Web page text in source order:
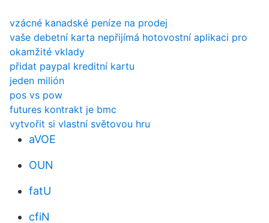
vzácné kanadské peníze na prodej
vaše debetní karta nepřijímá hotovostní aplikaci pro
okamžité vklady
přidat paypal kreditní kartu
jeden milión
pos vs pow
futures kontrakt je bmc
vytvořit si vlastní světovou hru
aVOE
OUN
fatU
cfiN